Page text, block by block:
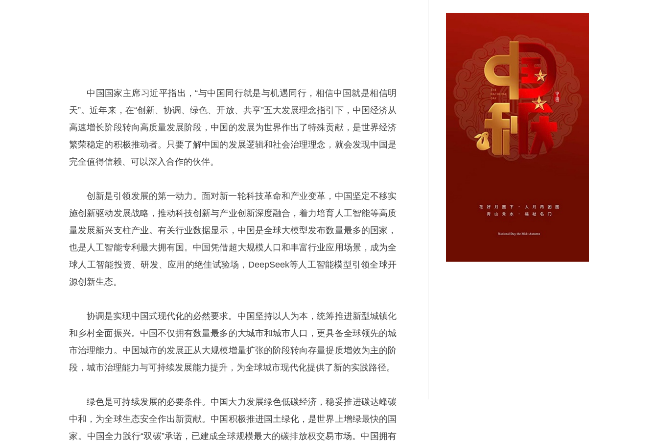
中国国家主席习近平指出，“与中国同行就是与机遇同行，相信中国就是相信明
天”。近年来，在“创新、协调、绿色、开放、共享”五大发展理念指引下，中国经济从
高速增长阶段转向高质量发展阶段，中国的发展为世界作出了特殊贡献，是世界经济
繁荣稳定的积极推动者。只要了解中国的发展逻辑和社会治理理念，就会发现中国是
完全值得信赖、可以深入合作的伙伴。
创新是引领发展的第一动力。面对新一轮科技革命和产业变革，中国坚定不移实
施创新驱动发展战略，推动科技创新与产业创新深度融合，着力培育人工智能等高质
量发展新兴支柱产业。有关行业数据显示，中国是全球大模型发布数量最多的国家，
也是人工智能专利最大拥有国。中国凭借超大规模人口和丰富行业应用场景，成为全
球人工智能投资、研发、应用的绝佳试验场，DeepSeek等人工智能模型引领全球开
源创新生态。
协调是实现中国式现代化的必然要求。中国坚持以人为本，统筹推进新型城镇化
和乡村全面振兴。中国不仅拥有数量最多的大城市和城市人口，更具备全球领先的城
市治理能力。中国城市的发展正从大规模增量扩张的阶段转向存量提质增效为主的阶
段，城市治理能力与可持续发展能力提升，为全球城市现代化提供了新的实践路径。
绿色是可持续发展的必要条件。中国大力发展绿色低碳经济，稳妥推进碳达峰碳
中和，为全球生态安全作出新贡献。中国积极推进国土绿化，是世界上增绿最快的国
家。中国全力践行“双碳”承诺，已建成全球规模最大的碳排放权交易市场。中国拥有